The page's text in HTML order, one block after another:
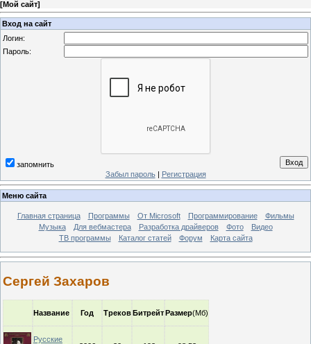
[Мой сайт]
Вход на сайт
Логин:
Пароль:
запомнить
Забыл пароль| Регистрация
Меню сайта
Главная страница Программы От Microsoft Программирование
Фильмы
Музыка
Для вебмастера Разработка драйверов Фото
Видео
ТВ программы
Каталог статей Форум Карта сайта
Сергей Захаров
Название Год Треков БитрейтРазмер(Мб)
Русские